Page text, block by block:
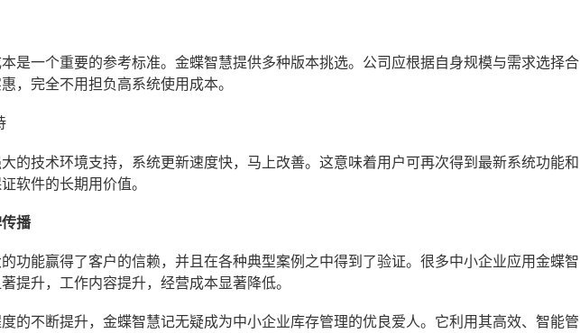
是一个重要的参考标准。金蝶智慧提供多种版本挑选。公司应根据自身规模与需求选择合
，完全不用担负高系统使用成本。
的技术环境支持，系统更新速度快，马上改善。这意味着用户可再次得到最新系统功能和
软件的长期用价值。
播
功能赢得了客户的信赖，并且在各种典型案例之中得到了验证。很多中小企业应用金蝶智
提升，工作内容提升，经营成本显著降低。
的不断提升，金蝶智慧记无疑成为中小企业库存管理的优良爱人。它利用其高效、智能管